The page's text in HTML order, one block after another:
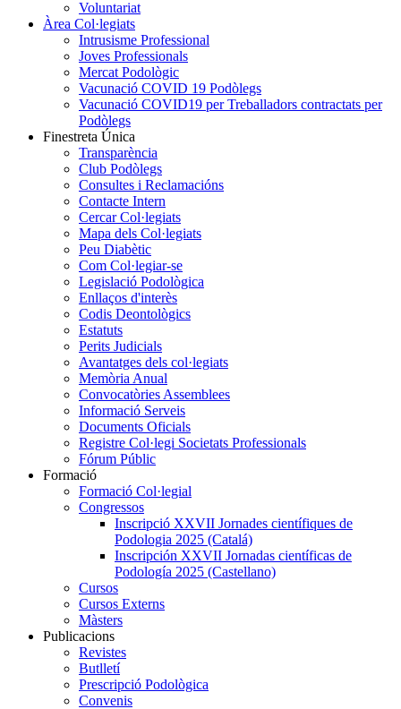
Voluntariat
Àrea Col·legiats
Intrusisme Professional
Joves Professionals
Mercat Podològic
Vacunació COVID 19 Podòlegs
Vacunació COVID19 per Treballadors contractats per
Podòlegs
Finestreta Única
Transparència
Club Podòlegs
Consultes i Reclamacións
Contacte Intern
Cercar Col·legiats
Mapa dels Col·legiats
Peu Diabètic
Com Col·legiar-se
Legislació Podològica
Enllaços d'interès
Codis Deontològics
Estatuts
Perits Judicials
Avantatges dels col·legiats
Memòria Anual
Convocatòries Assemblees
Informació Serveis
Documents Oficials
Registre Col·legi Societats Professionals
Fórum Públic
Formació
Formació Col·legial
Congressos
Inscripció XXVII Jornades científiques de
Podologia 2025 (Catalá)
Inscripción XXVII Jornadas científicas de
Podología 2025 (Castellano)
Cursos
Cursos Externs
Màsters
Publicacions
Revistes
Butlletí
Prescripció Podològica
Convenis